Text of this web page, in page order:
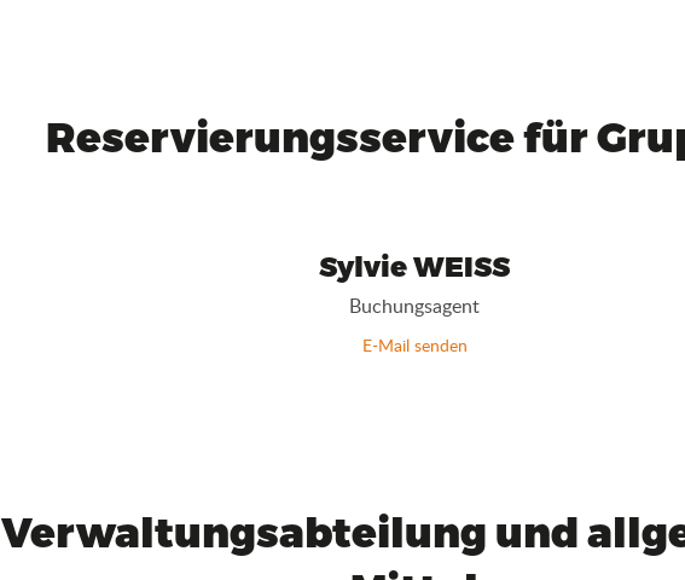
Reservierungsservice für
Sylvie WEISS
Buchungsagent
E-Mail senden
Verwaltungsabteilung und